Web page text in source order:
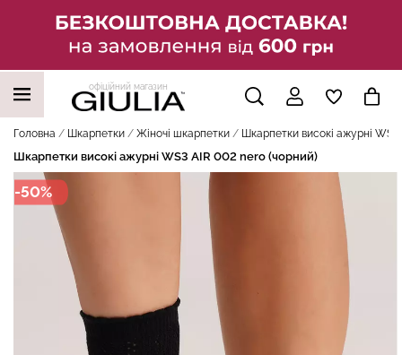
офіційний магазин
Головна Шкарпетки Жіночі шкарпетки Шкарпетки високі ажурні
Шкарпетки високі ажурні WS3 AIR 002 nero (чорний)
-50%
НАШІ ТРЕНДОВІ ТОВАРИ